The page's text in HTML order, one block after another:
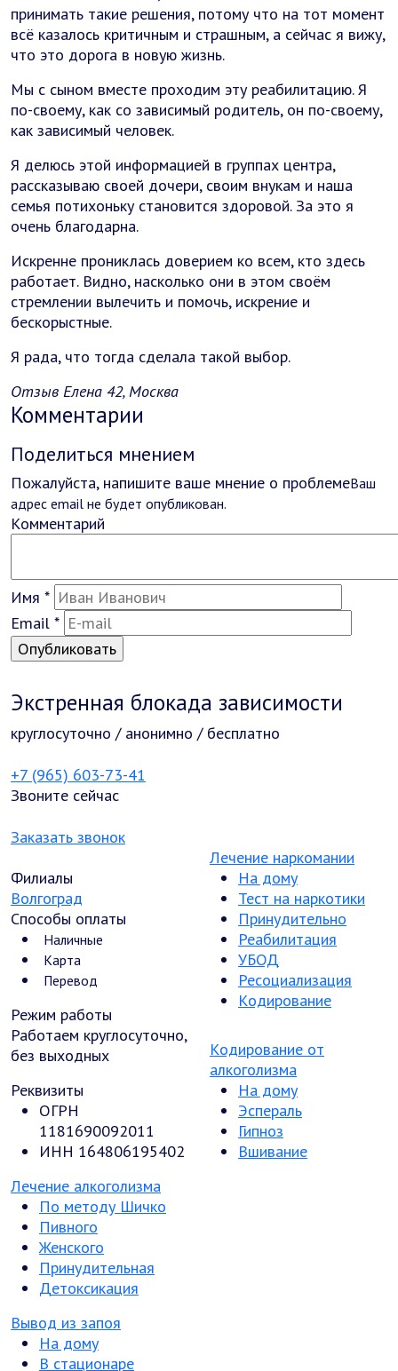
принимать такие решения, потому что на тот момент
всё казалось критичным и страшным, а сейчас я вижу,
что это дорога в новую жизнь.
Мы с сыном вместе проходим эту реабилитацию. Я
по-своему, как со зависимый родитель, он по-своему,
как зависимый человек.
Я делюсь этой информацией в группах центра,
рассказываю своей дочери, своим внукам и наша
семья потихоньку становится здоровой. За это я
очень благодарна.
Искренне прониклась доверием ко всем, кто здесь
работает. Видно, насколько они в этом своём
стремлении вылечить и помочь, искрение и
бескорыстные.
Я рада, что тогда сделала такой выбор.
Отзыв Елена 42, Москва
Комментарии
Поделиться мнением
Пожалуйста, напишите ваше мнение о проблемеВаш
адрес email не будет опубликован.
Комментарий
Имя *
Email *
Экстренная блокада зависимости
круглосуточно / анонимно / бесплатно
+7 (965) 603-73-41
Звоните сейчас
Заказать звонок
Филиалы
Волгоград
Способы оплаты
Наличные
Карта
Перевод
Режим работы
Работаем круглосуточно,
без выходных
Реквизиты
ОГРН
1181690092011
ИНН 164806195402
Лечение наркомании
На дому
Тест на наркотики
Принудительно
Реабилитация
УБОД
Ресоциализация
Кодирование
Кодирование от
алкоголизма
На дому
Эспераль
Гипноз
Вшивание
Лечение алкоголизма
По методу Шичко
Пивного
Женского
Принудительная
Детоксикация
Вывод из запоя
На дому
В стационаре